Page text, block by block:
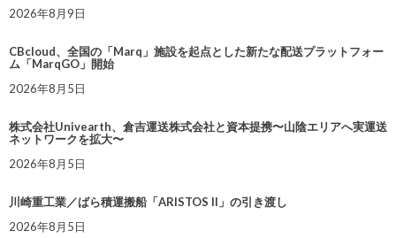
2026年8月9日
CBcloud、全国の「Marq」施設を起点とした新たな配送プラットフォー
ム「MarqGO」開始
2026年8月5日
株式会社Univearth、倉吉運送株式会社と資本提携〜山陰エリアへ実運送
ネットワークを拡大〜
2026年8月5日
川崎重工業／ばら積運搬船「ARISTOS II」の引き渡し
2026年8月5日